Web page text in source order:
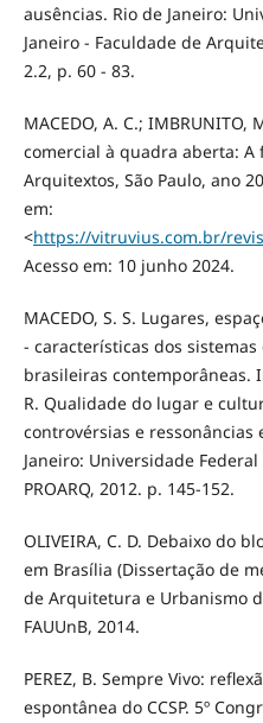
ausências. Rio de Janeiro:
Janeiro - Faculdade de
2.2, p. 60 - 83.
MACEDO, A. C.; IMBRUNITO,
comercial à quadra aberta: A
Arquitextos, São Paulo, ano
em:
<https://vitruvius.com.br/
Acesso em: 10 junho 2024.
MACEDO, S. S. Lugares,
- características dos
brasileiras contemporâneas.
R. Qualidade do lugar e
controvérsias e ressonâncias
Janeiro: Universidade
PROARQ, 2012. p. 145-152.
OLIVEIRA, C. D. Debaixo do
em Brasília (Dissertação de
de Arquitetura e Urbanismo
FAUUnB, 2014.
PEREZ, B. Sempre Vivo:
espontânea do CCSP. 5º